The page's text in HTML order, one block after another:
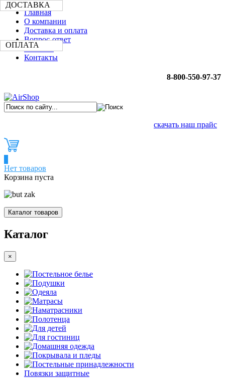
Главная
О компании
Доставка и оплата
Вопрос-ответ
Новости
Контакты
8-800-550-97-37
скачать наш прайс
Нет товаров
Корзина пуста
Каталог товаров
Каталог
×
Постельное белье
Подушки
Одеяла
Матрасы
Наматрасники
Полотенца
Для детей
Для гостиниц
Домашняя одежда
Покрывала и пледы
Постельные принадлежности
Повязки защитные
ДОСТАВКА
ОПЛАТА